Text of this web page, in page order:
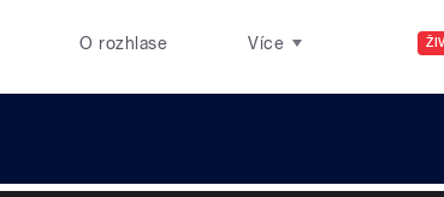
O rozhlase Více